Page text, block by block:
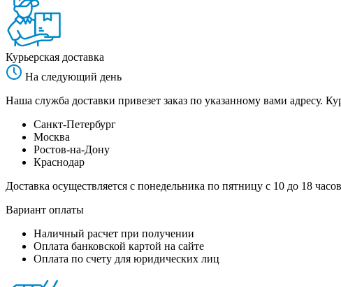
Курьерская доставка
На следующий день
Наша служба доставки привезет заказ по указанному вами адресу.
Санкт-Петербург
Москва
Ростов-на-Дону
Краснодар
Доставка осуществляется с понедельника по пятницу с 10 до 18
Вариант оплаты
Наличный расчет при получении
Оплата банковской картой на сайте
Оплата по счету для юридических лиц